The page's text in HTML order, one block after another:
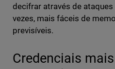
decifrar através de
vezes, mais fáceis de
previsíveis.
Credenciais